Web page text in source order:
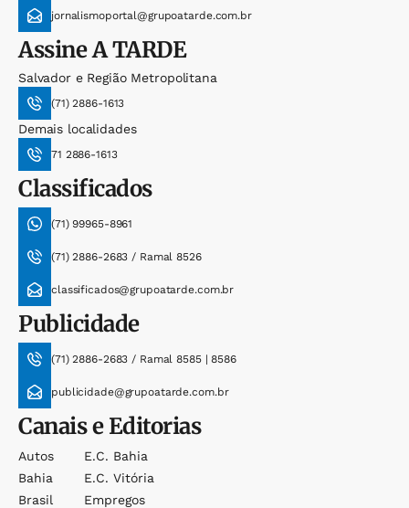
jornalismoportal@grupoatarde.com.br
AssineA TARDE
Salvador e Região Metropolitana
(71) 2886-1613
Demais localidades
71 2886-1613
Classificados
(71) 99965-8961
(71) 2886-2683 / Ramal 8526
classificados@grupoatarde.com.br
Publicidade
(71) 2886-2683 / Ramal 8585 | 8586
publicidade@grupoatarde.com.br
Canais e Editorias
Autos
Bahia
Brasil
E.c. Bahia
E.c. Vitória
Empregos